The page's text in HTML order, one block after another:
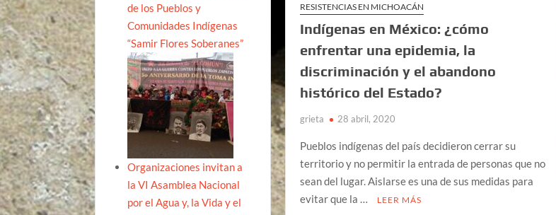
RESISTENCIAS EN MICHOACÁN
Indígenas en México: ¿cómo
enfrentar una epidemia, la
discriminación y el abandono
histórico del Estado?
grieta 28 abril, 2020
Pueblos indígenas del país decidieron cerrar su
territorio y no permitir la entrada de personas que no
sean del lugar. Aislarse es una de sus medidas para
evitar que la …
LEER MÁS
de los Pueblos y
Comunidades Indígenas
“Samir Flores Soberanes”
Organizaciones invitan a
la VI Asamblea Nacional
por el Agua y, la Vida y el